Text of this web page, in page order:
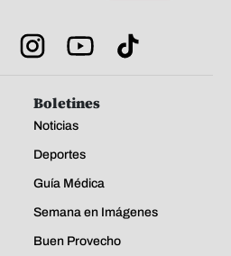
Boletines
Noticias
Deportes
Guía Médica
Semana en Imágenes
Buen Provecho